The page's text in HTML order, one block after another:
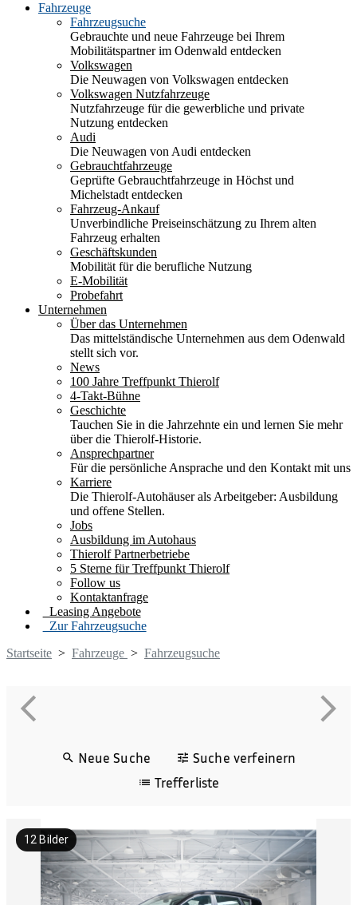
Fahrzeuge
Fahrzeugsuche
Gebrauchte und neue Fahrzeuge bei Ihrem
Mobilitätspartner im Odenwald entdecken
Volkswagen
Die Neuwagen von Volkswagen entdecken
Volkswagen Nutzfahrzeuge
Nutzfahrzeuge für die gewerbliche und private
Nutzung entdecken
Audi
Die Neuwagen von Audi entdecken
Gebrauchtfahrzeuge
Geprüfte Gebrauchtfahrzeuge in Höchst und
Michelstadt entdecken
Fahrzeug-Ankauf
Unverbindliche Preiseinschätzung zu Ihrem alten
Fahrzeug erhalten
Geschäftskunden
Mobilität für die berufliche Nutzung
E-Mobilität
Probefahrt
Unternehmen
Über das Unternehmen
Das mittelständische Unternehmen aus dem Odenwald
stellt sich vor.
News
100 Jahre Treffpunkt Thierolf
4-Takt-Bühne
Geschichte
Tauchen Sie in die Jahrzehnte ein und lernen Sie mehr
über die Thierolf-Historie.
Ansprechpartner
Für die persönliche Ansprache und den Kontakt mit uns
Karriere
Die Thierolf-Autohäuser als Arbeitgeber: Ausbildung
und offene Stellen.
Jobs
Ausbildung im Autohaus
Thierolf Partnerbetriebe
5 Sterne für Treffpunkt Thierolf
Follow us
Kontaktanfrage
Leasing Angebote
Zur Fahrzeugsuche
Startseite > Fahrzeuge > Fahrzeugsuche
Neue Suche
Suche verfeinern
Trefferliste
12 Bilder